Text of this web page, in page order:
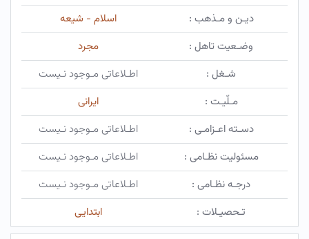
دیـن و مـذهب :
اسلام - شیعه
وضـعیت تاهل :
مجرد
شـغل :
اطـلاعاتی مـوجود نـیست
مـلّیـت :
ایرانی
دسـته اعـزامـی :
اطـلاعاتی مـوجود نـیست
مسئولیت نظـامی :
اطـلاعاتی مـوجود نـیست
درجـه نظـامی :
اطـلاعاتی مـوجود نـیست
تـحصیـلات :
ابتدایی